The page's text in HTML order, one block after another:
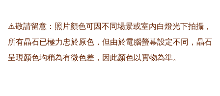
⚠️敬請留意：照片顏色可因不同場景或室內白燈光下拍攝，
所有晶石已極力忠於原色，但由於電腦螢幕設定不同，晶石
呈現顏色均稍為有微色差，因此顏色以實物為準。